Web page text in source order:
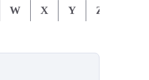
W X Y Z